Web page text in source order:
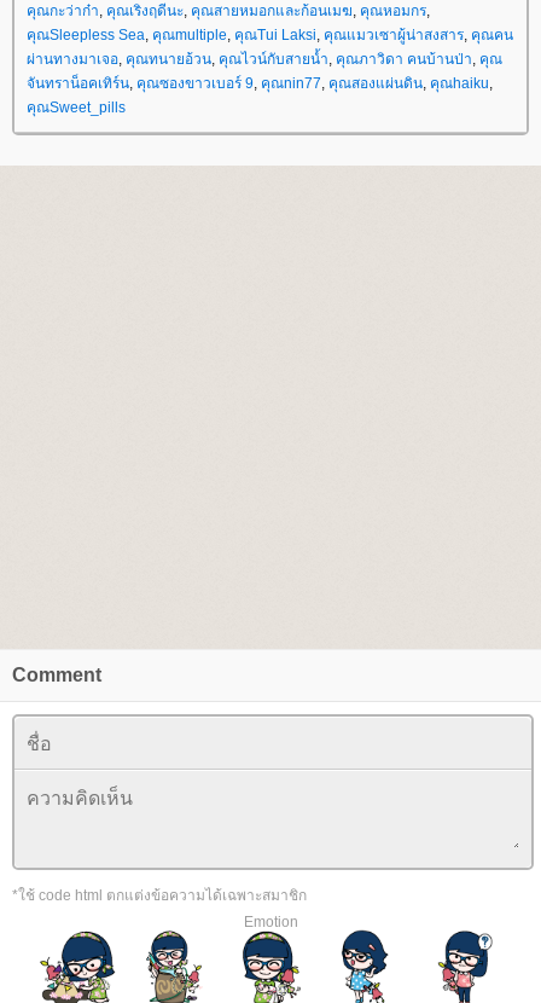
คุณกะว่าก๋า, คุณเริงฤดีนะ, คุณสายหมอกและก้อนเมฆ, คุณหอมกร,
คุณSleepless Sea, คุณmultiple, คุณTui Laksi, คุณแมวเซาผู้น่าสงสาร, คุณคน
ผ่านทางมาเจอ, คุณทนายอ้วน, คุณไวน์กับสายน้ำ, คุณภาวิดา คนบ้านป่า, คุณ
จันทราน็อคเทิร์น, คุณซองขาวเบอร์ 9, คุณnin77, คุณสองแผ่นดิน, คุณhaiku,
คุณSweet_pills
Comment
*ใช้ code html ตกแต่งข้อความได้เฉพาะสมาชิก
Emotion